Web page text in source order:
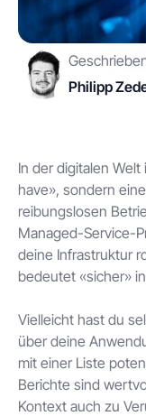
Philipp
In der digitalen
have», sondern
reibungslosen
Managed-Service-
deine Infrastruktur
bedeutet «sicher»
Vielleicht hast du
über deine
mit einer Liste
Berichte sind
Kontext auch zu